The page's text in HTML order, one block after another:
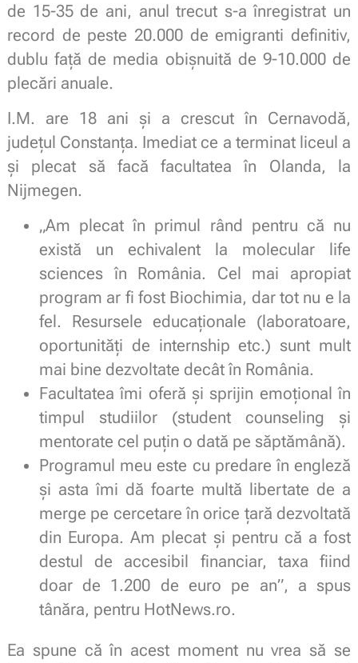
de 15-35 de ani, anul trecut s-a înregistrat un
record de peste 20.000 de emigranti definitiv,
dublu față de media obișnuită de 9-10.000 de
plecări anuale.
I.M. are 18 ani și a crescut în Cernavodă,
județul Constanța. Imediat ce a terminat liceul a
și plecat să facă facultatea în Olanda, la
Nijmegen.
„Am plecat în primul rând pentru că nu
există un echivalent la molecular life
sciences în România. Cel mai apropiat
program ar fi fost Biochimia, dar tot nu e la
fel. Resursele educaționale (laboratoare,
oportunități de internship etc.) sunt mult
mai bine dezvoltate decât în România.
Facultatea îmi oferă și sprijin emoțional în
timpul studiilor (student counseling și
mentorate cel puțin o dată pe săptămână).
Programul meu este cu predare în engleză
și asta îmi dă foarte multă libertate de a
merge pe cercetare în orice țară dezvoltată
din Europa. Am plecat și pentru că a fost
destul de accesibil financiar, taxa fiind
doar de 1.200 de euro pe an”, a spus
tânăra, pentru HotNews.ro.
Ea spune că în acest moment nu vrea să se